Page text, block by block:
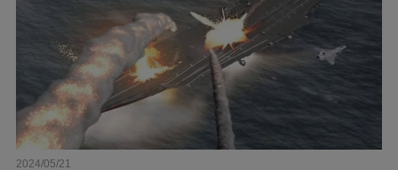
2024/05/21